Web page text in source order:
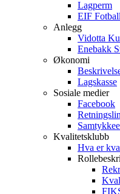
Lagperm
EIF
Anlegg
Vidotta
Enebakk
Økonomi
Lagskasse
Sosiale medier
Facebook
Kvalitetsklubb
Hva er